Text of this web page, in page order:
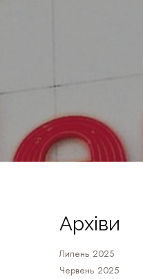
Архіви
Липень 2025
Червень 2025